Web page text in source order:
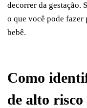
decorrer da gestação.
o que você pode fazer
bebê.
Como
de alto risco